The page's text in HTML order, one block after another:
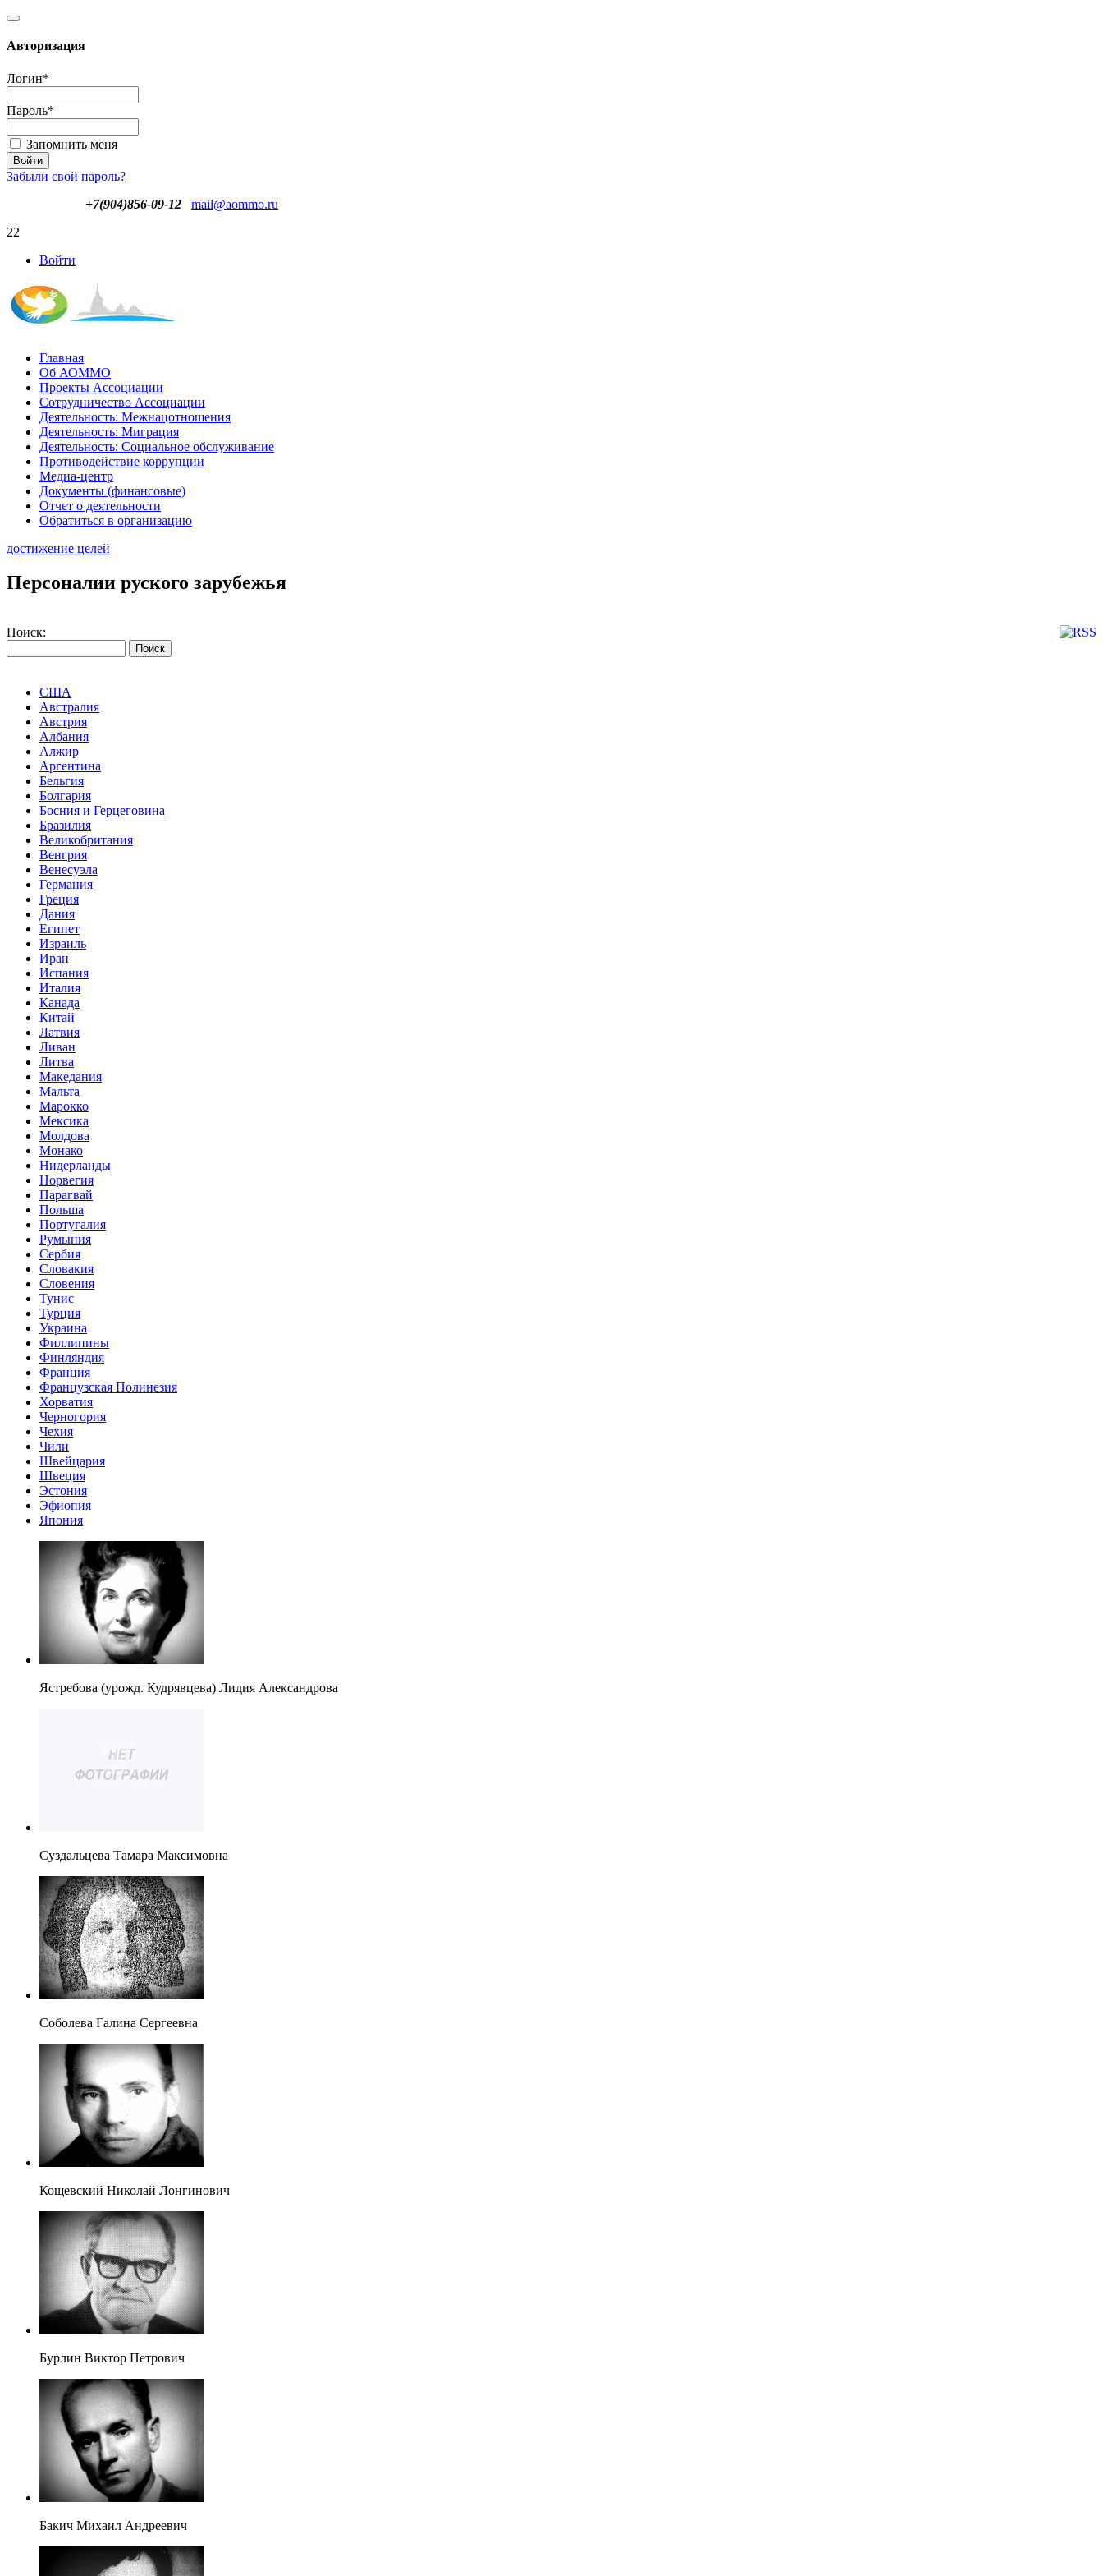
Авторизация
Логин*
Пароль*
Запомнить меня
Забыли свой пароль?
+7(904)856-09-12
mail@aommo.ru
22
Войти
Главная
Об АОММО
Проекты Ассоциации
Сотрудничество Ассоциации
Деятельность: Межнацотношения
Деятельность: Миграция
Деятельность: Социальное обслуживание
Противодействие коррупции
Медиа-центр
Документы (финансовые)
Отчет о деятельности
Обратиться в организацию
достижение целей
Персоналии руского зарубежья
Поиск:
США
Австралия
Австрия
Албания
Алжир
Аргентина
Бельгия
Болгария
Босния и Герцеговина
Бразилия
Великобритания
Венгрия
Венесуэла
Германия
Греция
Дания
Египет
Израиль
Иран
Испания
Италия
Канада
Китай
Латвия
Ливан
Литва
Македания
Мальта
Марокко
Мексика
Молдова
Монако
Нидерланды
Норвегия
Парагвай
Польша
Португалия
Румыния
Сербия
Словакия
Словения
Тунис
Турция
Украина
Филлипины
Финляндия
Франция
Французская Полинезия
Хорватия
Черногория
Чехия
Чили
Швейцария
Швеция
Эстония
Эфиопия
Япония
Ястребова (урожд. Кудрявцева) Лидия Александрова
Суздальцева Тамара Максимовна
Соболева Галина Сергеевна
Кощевский Николай Лонгинович
Бурлин Виктор Петрович
Бакич Михаил Андреевич